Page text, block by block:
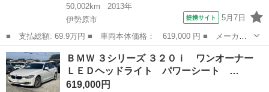
50,002km
2013年
伊勢原市
提携サイト 5月7日
■ 支払総額: 69.9万円 ■ 車両本体価格： 619,000 円 ■ メーカー
名： ＢＭＷ ■ 車種名： ３シリーズ ■ グレード名： ３２０
ｉ ワンオーナー ＬＥＤヘッドライト パワーシート キーレスゴ
ー ■ 排気量...
神奈川 伊勢原市 3シリーズ
ＢＭＷ ３シリーズ ３２０ｉ ワンオーナー
ＬＥＤヘッドライト パワーシート …
619,000円